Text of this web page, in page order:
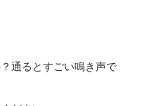
通るとすごい鳴き声で